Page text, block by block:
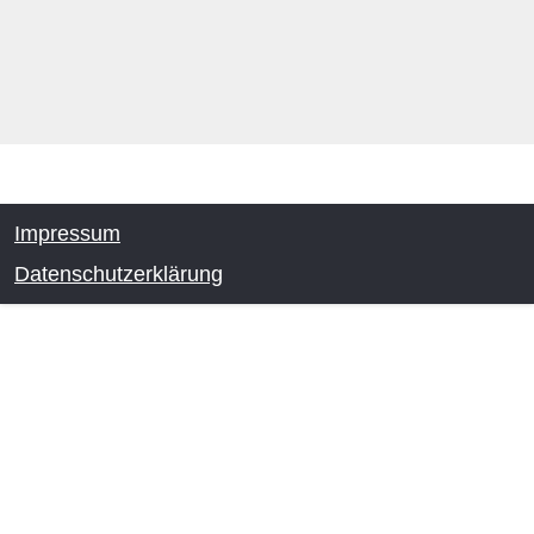
Impressum
Datenschutzerklärung